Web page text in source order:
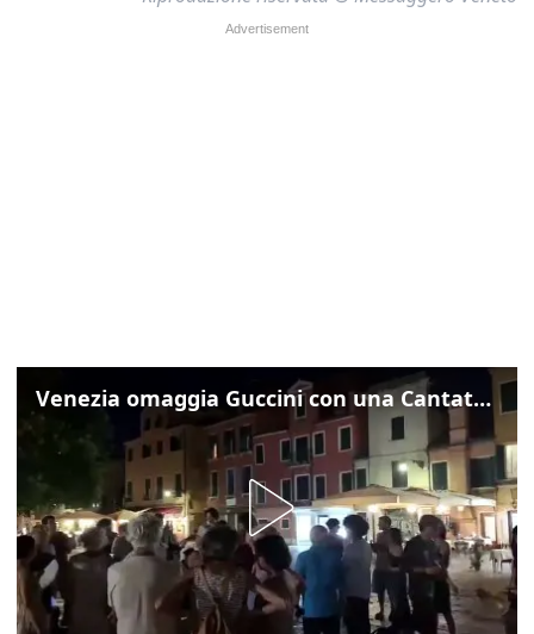
Venezia omaggia Guccini con una Cantata Anarchica in campo Santa Margherita